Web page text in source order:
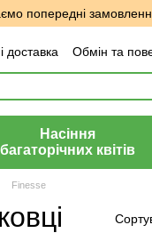
попередні
доставка Обмін та
про магазин
Насіння
багаторічних квітів
Finesse